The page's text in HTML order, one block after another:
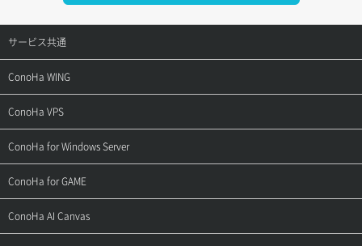
サービス共通
サポートトップ
ご契約・お支払い
用語集
お問い合わせ
ConoHa WING
サポートトップ
ご利用ガイド
お乗り換えガイド
よくある質問
ConoHa VPS
サポートトップ
ご利用ガイド
APIドキュメントVPS2.0
ConoHa for Windows Server
サポートトップ
ご利用ガイド
ConoHa for GAME
サポートトップ
ConoHa AI Canvas